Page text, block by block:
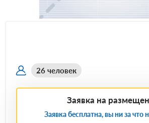
26 человек
Заявка на
Заявка бесплатна, вы ни за что